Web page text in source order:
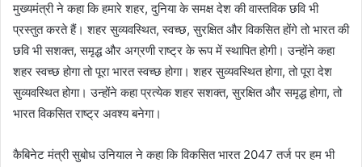
मुख्यमंत्री ने कहा कि हमारे शहर, दुनिया के समक्ष देश की वास्तविक छवि भी
प्रस्तुत करते हैं। शहर सुव्यवस्थित, स्वच्छ, सुरक्षित और विकसित होंगे तो भारत की
छवि भी सशक्त, समृद्ध और अग्रणी राष्ट्र के रूप में स्थापित होगी। उन्होंने कहा
शहर स्वच्छ होगा तो पूरा भारत स्वच्छ होगा। शहर सुव्यवस्थित होगा, तो पूरा देश
सुव्यवस्थित होगा। उन्होंने कहा प्रत्येक शहर सशक्त, सुरक्षित और समृद्ध होगा, तो
भारत विकसित राष्ट्र अवश्य बनेगा।
कैबिनेट मंत्री सुबोध उनियाल ने कहा कि विकसित भारत 2047 तर्ज पर हम भी